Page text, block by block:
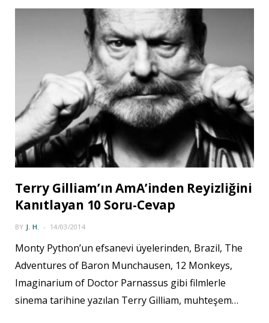
Terry Gilliam’ın AmA’inden Reyizliğini
Kanıtlayan 10 Soru-Cevap
BY J. H. 14/03/2014
Monty Python’un efsanevi üyelerinden, Brazil, The
Adventures of Baron Munchausen, 12 Monkeys,
Imaginarium of Doctor Parnassus gibi filmlerle
sinema tarihine yazılan Terry Gilliam, muhteşem…